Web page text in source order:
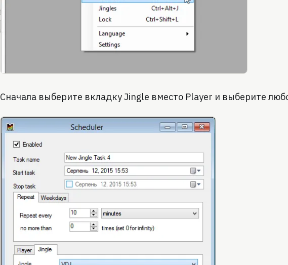
Сначала выберите вкладку Jingle вместо Player и выберите